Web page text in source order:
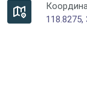
118.8275,